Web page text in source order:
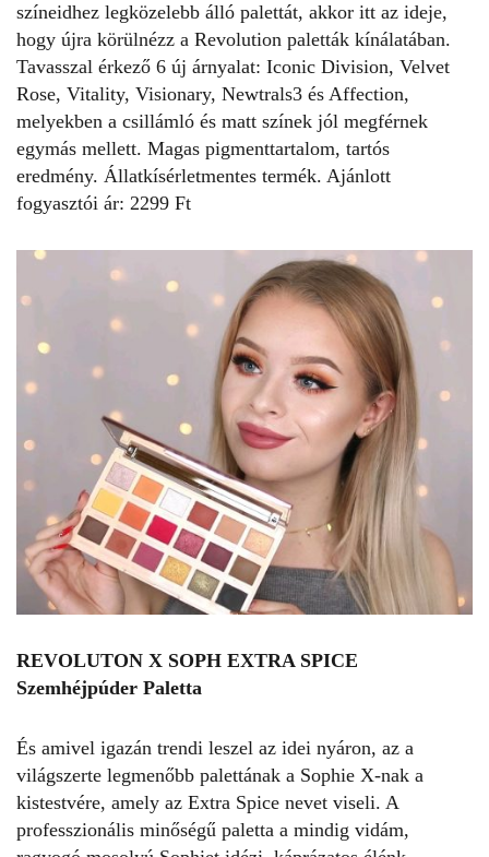
színeidhez legközelebb álló palettát, akkor itt az ideje,
hogy újra körülnézz a Revolution paletták kínálatában.
Tavasszal érkező 6 új árnyalat: Iconic Division, Velvet
Rose, Vitality, Visionary, Newtrals3 és Affection,
melyekben a csillámló és matt színek jól megférnek
egymás mellett. Magas pigmenttartalom, tartós
eredmény. Állatkísérletmentes termék. Ajánlott
fogyasztói ár: 2299 Ft
REVOLUTON X SOPH EXTRA SPICE
Szemhéjpúder Paletta
És amivel igazán trendi leszel az idei nyáron, az a
világszerte legmenőbb palettának a Sophie X-nak a
kistestvére, amely az Extra Spice nevet viseli. A
professzionális minőségű paletta a mindig vidám,